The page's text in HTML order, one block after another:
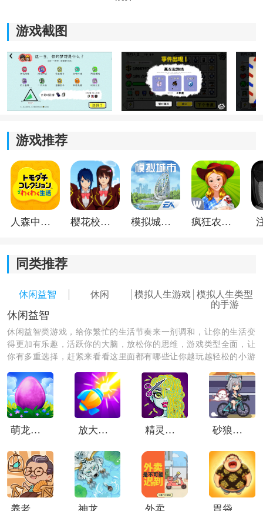
不同决定也会慢慢影响后续剧情。
2、卡牌合成与因果链：
不同卡牌之间可以产生联动效果。
例如创业、学习、投资等内容，组合后可能迎来成功，
也可能触发意外事件，结果变化比较大。
3、动态人格成长：
玩家的选择会慢慢积累不同人格倾向。
这些属性不仅会影响剧情，还可能解锁特殊事件和隐藏
我的人生游戏特色：
1、非固定剧情发展：
游戏没有唯一正确路线，每次重新开始都可能触发新的
剧情内容，很多意外发展反而会让过程更有意思。
2、随机事件变化丰富：
游戏截图
游戏推荐
人森中文版 樱花校园模拟器1.048.00中文版 模拟城市我是巿长联机版 疯狂农场3美国派19
同类推荐
休闲益智 休闲 模拟人生游戏
模拟人生类型
的手游
休闲益智
休闲益智类游戏，给你繁忙的生活节奏来一剂调和，让你的生活变
得更加有乐趣，活跃你的大脑，放松你的思维，游戏类型全面，让
你有多重选择，赶紧来看看这里面都有哪些让你越玩越轻松的小游
萌龙进化论中文版 放大缩小枪 精灵高中美容院 砂狼白子的骑行